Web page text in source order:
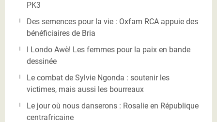
PK3
Des semences pour la vie : Oxfam RCA appuie des
bénéficiaires de Bria
I Londo Awè! Les femmes pour la paix en bande
dessinée
Le combat de Sylvie Ngonda : soutenir les
victimes, mais aussi les bourreaux
Le jour où nous danserons : Rosalie en République
centrafricaine